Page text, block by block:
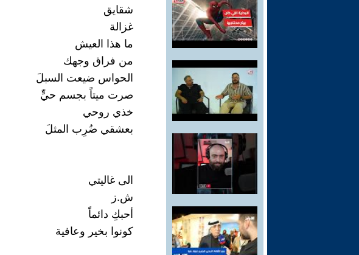
شقايق
غزالة
ما هذا العيش
من فراق وجهك
الحواس ضيعت السبلَ
صرت ميتاً بجسم حيٍّ
خذي روحي
بعشقي ضُرِب المثلَ
الى غاليتي
ش.ز
أحبكِ دائماً
كونوا بخير وعافية